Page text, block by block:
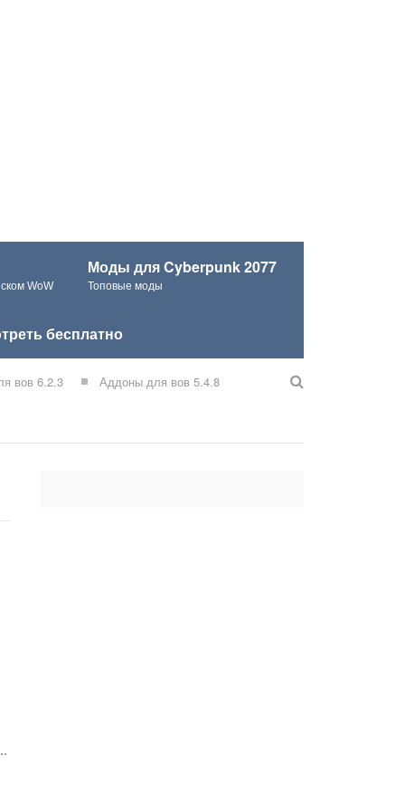
WoW
Моды для Cyberpunk 2077
Топовые моды
бесплатно
вов 6.2.3 Аддоны для вов 5.4.8